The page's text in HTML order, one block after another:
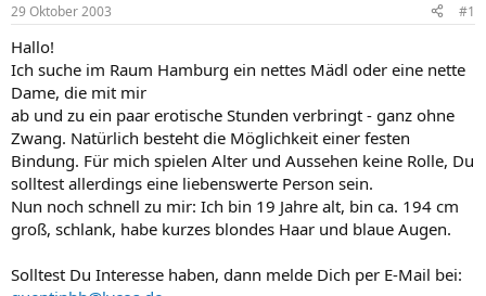
e
r
t
29 Oktober 2003 #1
Hallo!
Ich suche im Raum Hamburg ein nettes Mädl oder eine nette
Dame, die mit mir
ab und zu ein paar erotische Stunden verbringt - ganz ohne
Zwang. Natürlich besteht die Möglichkeit einer festen
Bindung. Für mich spielen Alter und Aussehen keine Rolle, Du
solltest allerdings eine liebenswerte Person sein.
Nun noch schnell zu mir: Ich bin 19 Jahre alt, bin ca. 194 cm
groß, schlank, habe kurzes blondes Haar und blaue Augen.
Solltest Du Interesse haben, dann melde Dich per E-Mail bei: